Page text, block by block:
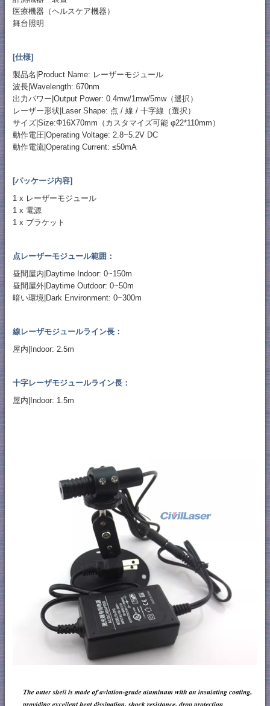
医療機器（ヘルスケア機器）
舞台照明
[仕様]
製品名|Product Name: レーザーモジュール
波長|Wavelength: 670nm
出力パワー|Output Power: 0.4mw/1mw/5mw（選択）
レーザー形状|Laser Shape: 点 / 線 / 十字線（選択）
サイズ|Size:Φ16X70mm（カスタマイズ可能 φ22*110mm）
動作電圧|Operating Voltage: 2.8~5.2V DC
動作電流|Operating Current: ≤50mA
[パッケージ内容]
1 x レーザーモジュール
1 x 電源
1 x ブラケット
点レーザーモジュール範囲：
昼間屋内|Daytime Indoor: 0~150m
昼間屋外|Daytime Outdoor: 0~50m
暗い環境|Dark Environment: 0~300m
線レーザモジュールライン長：
屋内|Indoor: 2.5m
十字レーザモジュールライン長：
屋内|Indoor: 1.5m